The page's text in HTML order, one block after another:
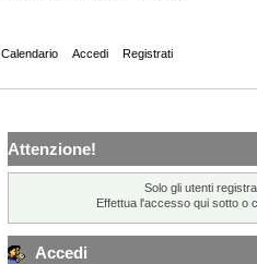
Calendario Accedi Registrati
Attenzione!
Solo gli utenti
Effettua l'accesso qui sotto o
Accedi